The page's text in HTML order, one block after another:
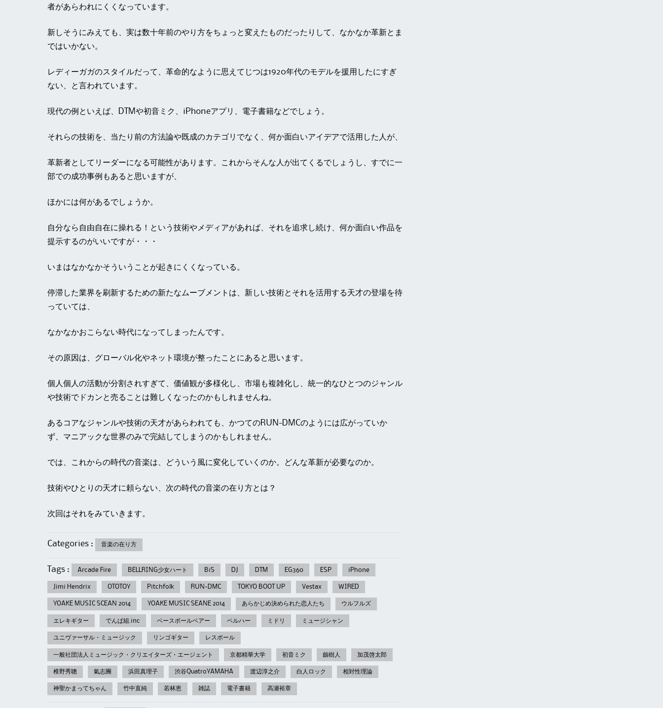
者があらわれにくくなっています。
新しそうにみえても、実は数十年前のやり方をちょっと変えたものだったりして、なかなか革新とま
ではいかない。
レディーガガのスタイルだって、革命的なように思えてじつは1920年代のモデルを援用したにすぎ
ない、と言われています。
現代の例といえば、DTMや初音ミク、iPhoneアプリ、電子書籍などでしょう。
それらの技術を、当たり前の方法論や既成のカテゴリでなく、何か面白いアイデアで活用した人が、
革新者としてリーダーになる可能性があります。これからそんな人が出てくるでしょうし、すでに一
部での成功事例もあると思いますが、
ほかには何があるでしょうか。
自分なら自由自在に操れる！という技術やメディアがあれば、それを追求し続け、何か面白い作品を
提示するのがいいですが・・・
いまはなかなかそういうことが起きにくくなっている。
停滞した業界を刷新するための新たなムーブメントは、新しい技術とそれを活用する天才の登場を待
っていては、
なかなかおこらない時代になってしまったんです。
その原因は、グローバル化やネット環境が整ったことにあると思います。
個人個人の活動が分割されすぎて、価値観が多様化し、市場も複雑化し、統一的なひとつのジャンル
や技術でドカンと売ることは難しくなったのかもしれませんね。
あるコアなジャンルや技術の天才があらわれても、かつてのRUN-DMCのようには広がっていか
ず、マニアックな世界のみで完結してしまうのかもしれません。
では、これからの時代の音楽は、どういう風に変化していくのか。どんな革新が必要なのか。
技術やひとりの天才に頼らない、次の時代の音楽の在り方とは？
次回はそれをみていきます。
Categories : 音楽の在り方
Tags : Arcade Fire BELLRING少女ハート BiS DJ DTM EG360 ESP iPhone
Jimi Hendrix OTOTOY Pitchfolk RUN-DMC TOKYO BOOT UP Vestax WIRED
YOAKE MUSIC SCEAN 2014 YOAKE MUSIC SEANE 2014 あらかじめ決められた恋人たち ウルフルズ
エレキギター でんぱ組.inc ベースボールベアー ベルハー ミドリ ミュージシャン
ユニヴァーサル・ミュージック リンゴギター レスポール
一般社団法人ミュージック・クリエイターズ・エージェント 京都精華大学 初音ミク 劔樹人 加茂啓太郎
椎野秀聰 氣志團 浜田真理子 渋谷QuatroYAMAHA 渡辺淳之介 白人ロック 相対性理論
神聖かまってちゃん 竹中直純 若林恵 雑誌 電子書籍 高瀬裕章